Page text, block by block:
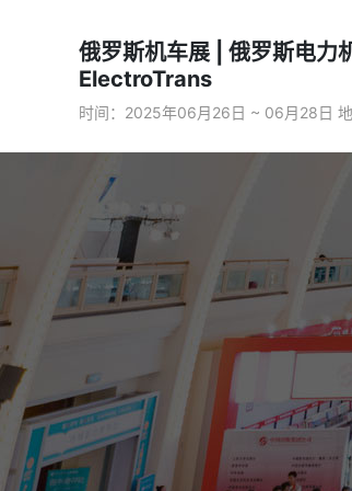
俄罗斯机车展 | 俄罗斯电力
ElectroTrans
时间：2025年06月26日 ~ 06月28日